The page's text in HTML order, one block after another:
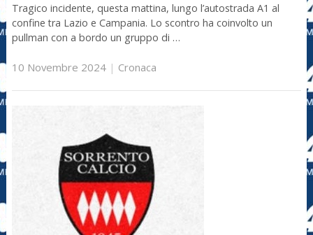
Tragico incidente, questa mattina, lungo l’autostrada A1 al
confine tra Lazio e Campania. Lo scontro ha coinvolto un
pullman con a bordo un gruppo di …
10 Novembre 2024| Cronaca